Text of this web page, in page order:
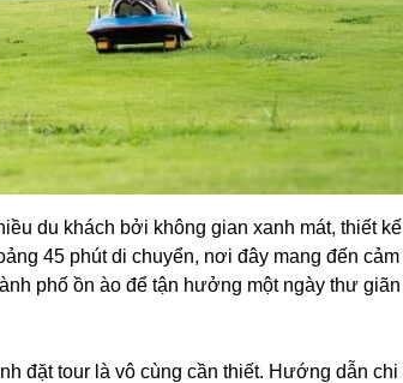
du khách bởi không gian xanh mát, thiết
45 phút di chuyển, nơi đây mang đến
phố ồn ào để tận hưởng một ngày thư
đặt tour là vô cùng cần thiết. Hướng dẫn chi